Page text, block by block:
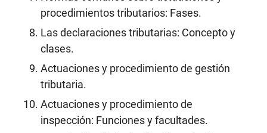
procedimientos tributarios: Fases.
Las declaraciones tributarias: Concepto y
clases.
Actuaciones y procedimiento de gestión
tributaria.
Actuaciones y procedimiento de
inspección: Funciones y facultades.